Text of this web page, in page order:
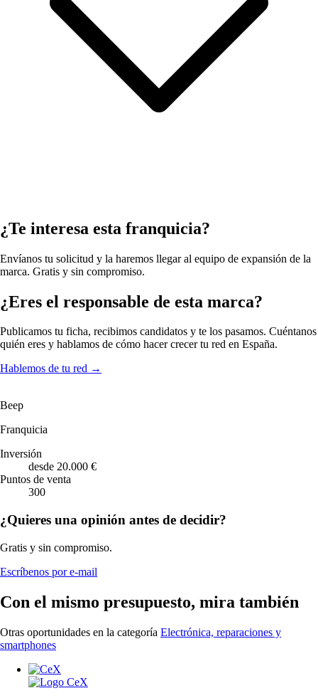
¿Te interesa esta franquicia?
Envíanos tu solicitud y la haremos llegar al equipo de expansión de la
marca. Gratis y sin compromiso.
¿Eres el responsable de esta marca?
Publicamos tu ficha, recibimos candidatos y te los pasamos. Cuéntanos
quién eres y hablamos de cómo hacer crecer tu red en España.
Hablemos de tu red →
Beep
Franquicia
Inversión
desde 20.000 €
Puntos de venta
300
¿Quieres una opinión antes de decidir?
Gratis y sin compromiso.
Escríbenos por e-mail
Con el mismo presupuesto, mira también
Otras oportunidades en la categoría Electrónica, reparaciones y
smartphones